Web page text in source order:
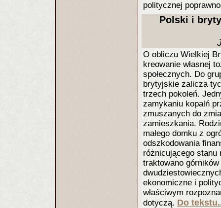
politycznej
Polski i
O obliczu Wielkiej
kreowanie własnej
społecznych. Do
brytyjskie zalicza
trzech pokoleń.
zamykaniu kopalń
zmuszanych do
zamieszkania.
małego domku z
odszkodowania
różnicującego stanu
traktowano
ekonomiczne i
właściwym
dotyczą. Do